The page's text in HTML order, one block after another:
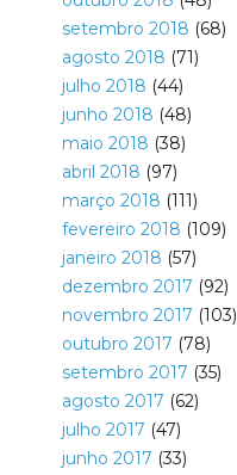
setembro 2018 (68)
agosto 2018 (71)
julho 2018 (44)
junho 2018 (48)
maio 2018 (38)
abril 2018 (97)
março 2018 (111)
fevereiro 2018 (109)
janeiro 2018 (57)
dezembro 2017 (92)
novembro 2017 (103)
outubro 2017 (78)
setembro 2017 (35)
agosto 2017 (62)
julho 2017 (47)
junho 2017 (33)